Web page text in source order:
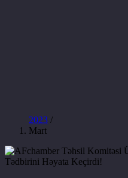
2023 /
Mart